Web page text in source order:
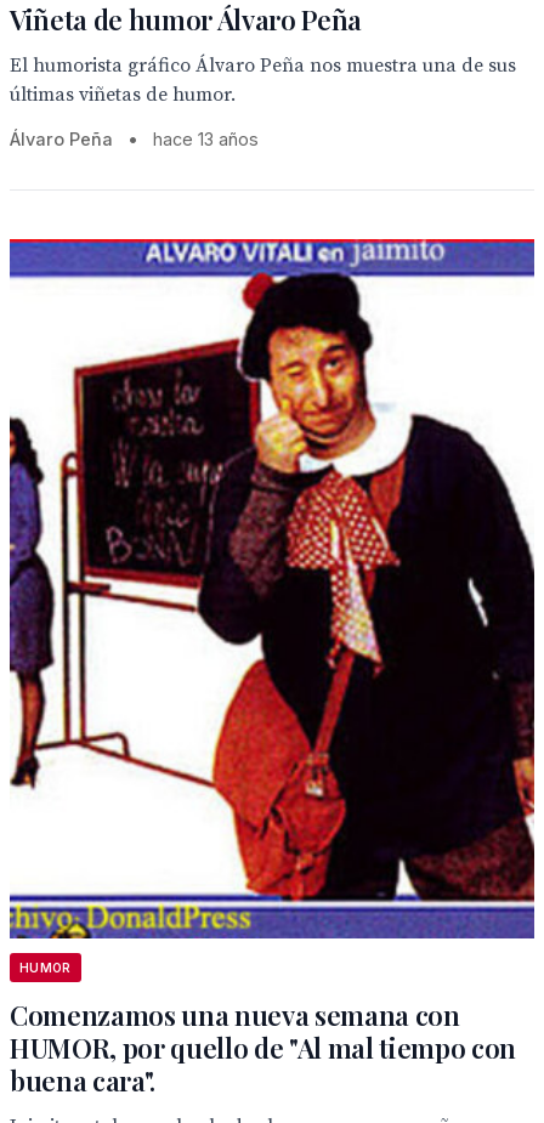
Viñeta de humor Álvaro Peña
El humorista gráfico Álvaro Peña nos muestra una de sus
últimas viñetas de humor.
Álvaro Peña • hace 13 años
HUMOR
Comenzamos una nueva semana con
HUMOR, por quello de "Al mal tiempo con
buena cara".